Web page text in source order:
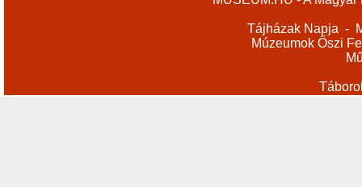
Tájházak Napja -
Múzeumok Őszi